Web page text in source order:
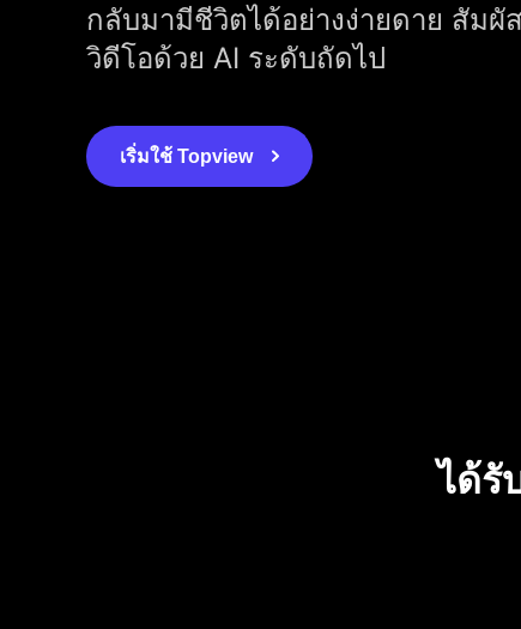
กลับมามีชีวิตได้อย่างง่ายดาย สัมผั
วิดีโอด้วย AI ระดับถัดไป
เริ่มใช้ Topview
ได้รั